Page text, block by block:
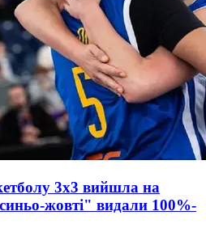
3х3 вийшла на
жовті" видали 100%-